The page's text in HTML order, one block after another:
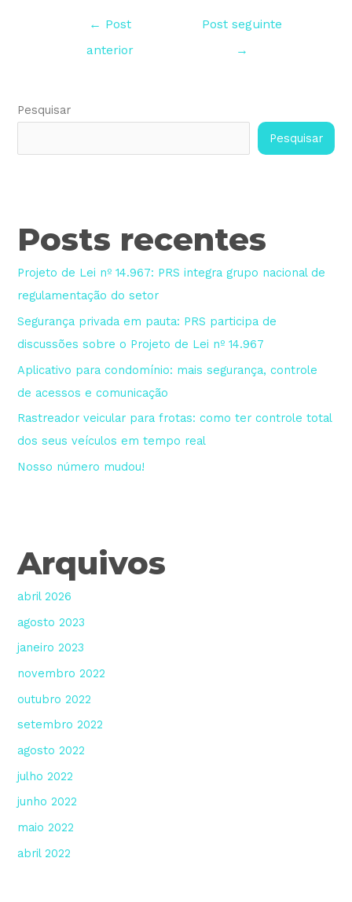
← Post
anterior
Post seguinte
→
Pesquisar
Pesquisar
Posts recentes
Projeto de Lei nº 14.967: PRS integra grupo nacional de
regulamentação do setor
Segurança privada em pauta: PRS participa de
discussões sobre o Projeto de Lei nº 14.967
Aplicativo para condomínio: mais segurança, controle
de acessos e comunicação
Rastreador veicular para frotas: como ter controle total
dos seus veículos em tempo real
Nosso número mudou!
Arquivos
abril 2026
agosto 2023
janeiro 2023
novembro 2022
outubro 2022
setembro 2022
agosto 2022
julho 2022
junho 2022
maio 2022
abril 2022